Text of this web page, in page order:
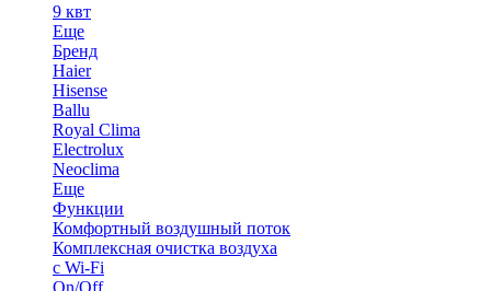
9 квт
Еще
Бренд
Haier
Hisense
Ballu
Royal Clima
Electrolux
Neoclima
Еще
Функции
Комфортный воздушный поток
Комплексная очистка воздуха
с Wi-Fi
On/Off